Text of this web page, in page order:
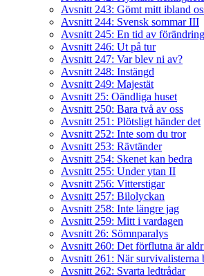
Avsnitt 243: Gömt mitt ibland
Avsnitt 244: Svensk sommar III
Avsnitt 245: En tid av
Avsnitt 246: Ut på tur
Avsnitt 247: Var blev ni av?
Avsnitt 248: Instängd
Avsnitt 249: Majestät
Avsnitt 25: Oändliga huset
Avsnitt 250: Bara två av oss
Avsnitt 251: Plötsligt händer det
Avsnitt 252: Inte som du tror
Avsnitt 253: Rävtänder
Avsnitt 254: Skenet kan bedra
Avsnitt 255: Under ytan II
Avsnitt 256: Vitterstigar
Avsnitt 257: Bilolyckan
Avsnitt 258: Inte längre jag
Avsnitt 259: Mitt i vardagen
Avsnitt 26: Sömnparalys
Avsnitt 260: Det förflutna är
Avsnitt 261: När survivalisterna
Avsnitt 262: Svarta ledtrådar